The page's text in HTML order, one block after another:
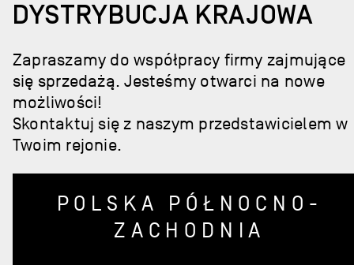
DYSTRYBUCJA KRAJOWA
Zapraszamy do współpracy firmy zajmujące
się sprzedażą. Jesteśmy otwarci na nowe
możliwości!
Skontaktuj się z naszym przedstawicielem w
Twoim rejonie.
POLSKA PÓŁNOCNO-
ZACHODNIA